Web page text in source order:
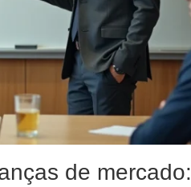
de mercado: